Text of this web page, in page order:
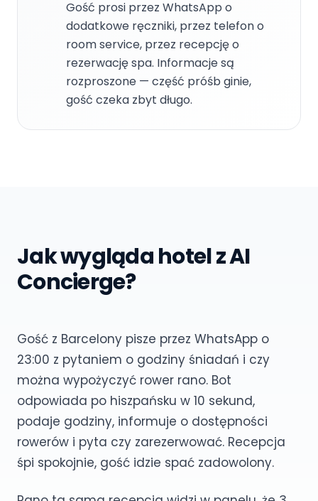
Gość prosi przez WhatsApp o
dodatkowe ręczniki, przez telefon o
room service, przez recepcję o
rezerwację spa. Informacje są
rozproszone — część próśb ginie,
gość czeka zbyt długo.
Jak wygląda hotel z AI
Concierge?
Gość z Barcelony pisze przez WhatsApp o
23:00 z pytaniem o godziny śniadań i czy
można wypożyczyć rower rano. Bot
odpowiada po hiszpańsku w 10 sekund,
podaje godziny, informuje o dostępności
rowerów i pyta czy zarezerwować. Recepcja
śpi spokojnie, gość idzie spać zadowolony.